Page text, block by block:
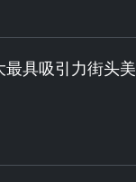
具吸引力街头美